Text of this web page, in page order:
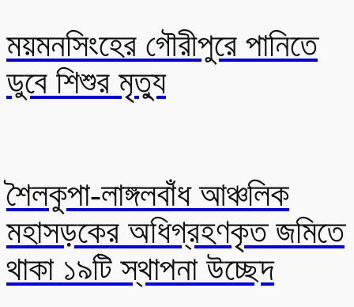
ময়মনসিংহের গৌরীপুরে পানিতে
ডুবে শিশুর মৃত্যু
শৈলকুপা-লাঙ্গলবাঁধ আঞ্চলিক
মহাসড়কের অধিগ্রহণকৃত জমিতে
থাকা ১৯টি স্থাপনা উচ্ছেদ